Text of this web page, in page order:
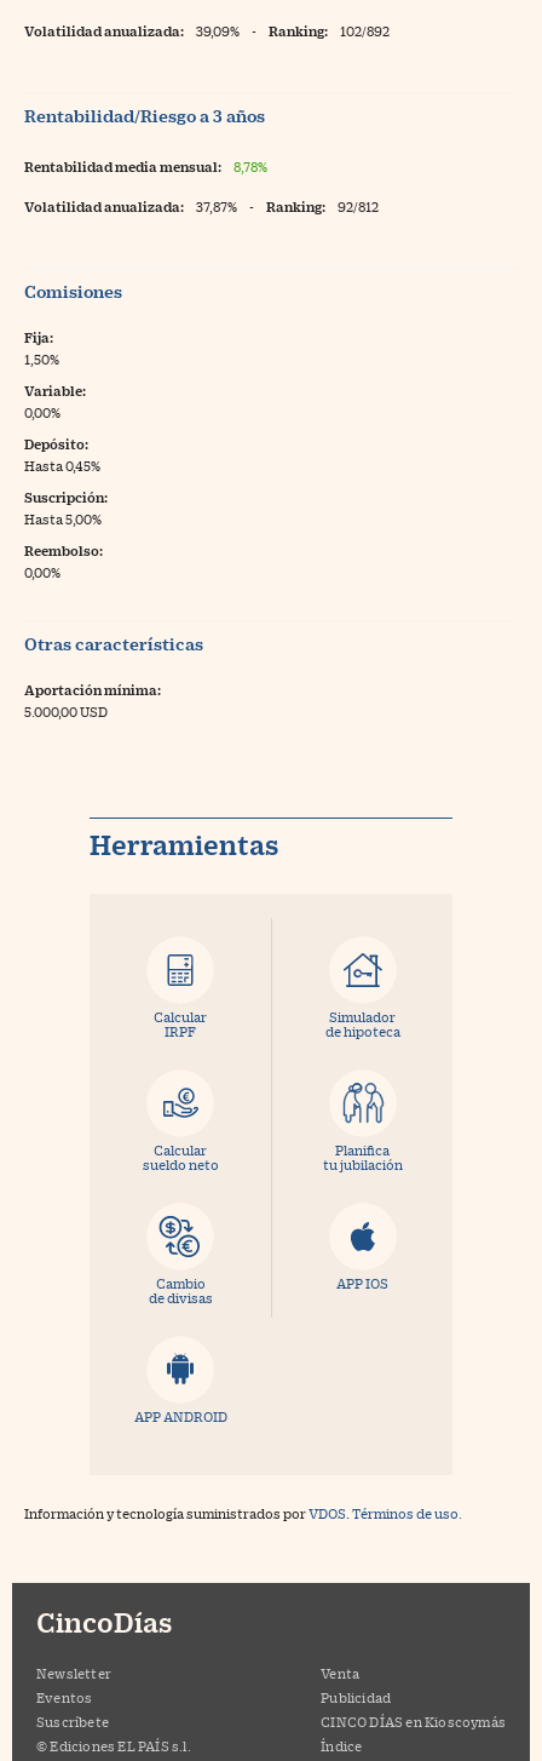
Volatilidad anualizada: 39,09% - Ranking: 102/892
Rentabilidad/Riesgo a 3 años
Rentabilidad media mensual: 8,78%
Volatilidad anualizada: 37,87% - Ranking: 92/812
Comisiones
Fija:
1,50%
Variable:
0,00%
Depósito:
Hasta 0,45%
Suscripción:
Hasta 5,00%
Reembolso:
0,00%
Otras características
Aportación mínima:
5.000,00 USD
Herramientas
Calcular
IRPF
Simulador
de hipoteca
Calcular
sueldo neto
Planifica
tu jubilación
Cambio
de divisas
APP IOS
APP ANDROID
Información y tecnología suministrados porVDOS Términos de uso.
CincoDías
Newsletter
Eventos
Suscríbete
© Ediciones EL PAÍS s.l.
Venta
Publicidad
CINCO DÍAS en Kioscoymás
Índice